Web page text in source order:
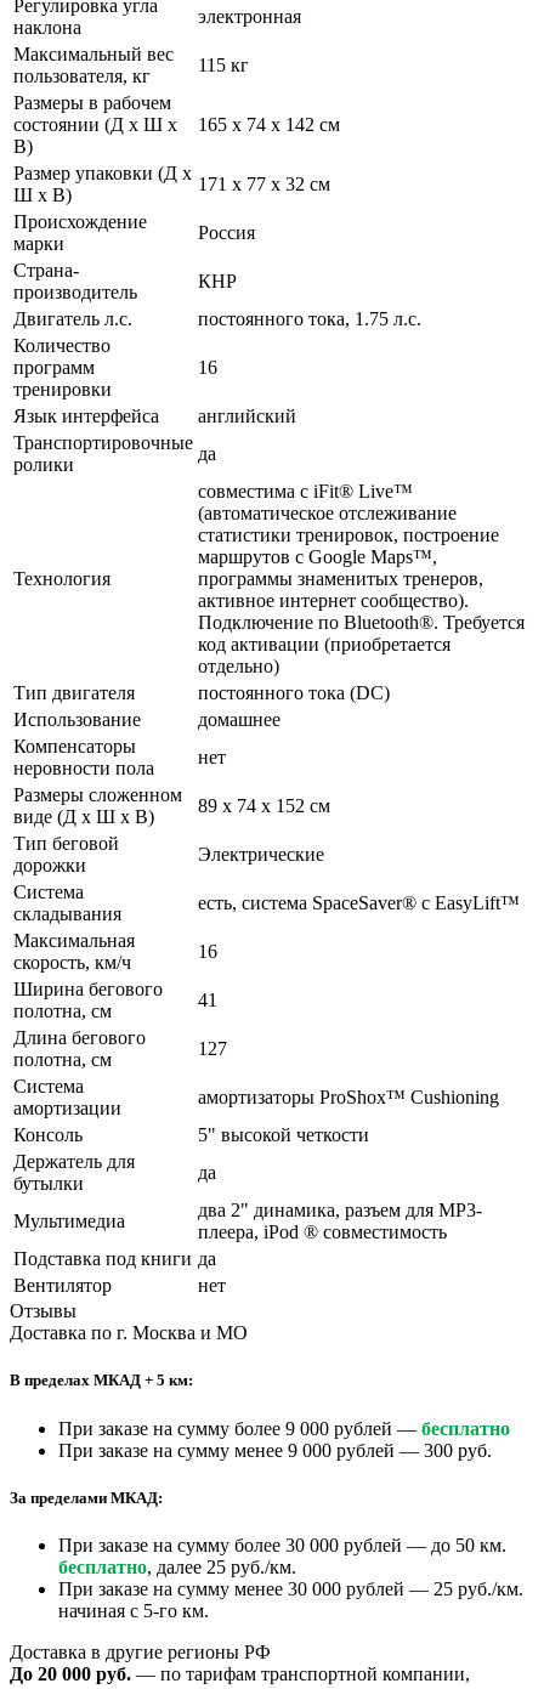
Регулировка угла
наклона
электронная
Максимальный вес
пользователя, кг
115 кг
Размеры в рабочем
состоянии (Д х Ш х
В)
165 х 74 х 142 см
Размер упаковки (Д х
Ш х В)
171 х 77 х 32 см
Происхождение
марки
Россия
Страна-
производитель
КНР
Двигатель л.с.
постоянного тока, 1.75 л.с.
Количество
программ
тренировки
16
Язык интерфейса
английский
Транспортировочные
ролики
да
Технология
совместима с iFit® Live™
(автоматическое отслеживание
статистики тренировок, построение
маршрутов с Google Maps™,
программы знаменитых тренеров,
активное интернет сообщество).
Подключение по Bluetooth®. Требуется
код активации (приобретается
отдельно)
Тип двигателя
постоянного тока (DC)
Использование
домашнее
Компенсаторы
неровности пола
нет
Размеры сложенном
виде (Д х Ш х В)
89 х 74 х 152 см
Тип беговой
дорожки
Электрические
Система
складывания
есть, система SpaceSaver® с EasyLift™
Максимальная
скорость, км/ч
16
Ширина бегового
полотна, см
41
Длина бегового
полотна, см
127
Система
амортизации
амортизаторы ProShox™ Cushioning
Консоль
5" высокой четкости
Держатель для
бутылки
да
Мультимедиа
два 2" динамика, разъем для МР3-
плеера, iPod ® совместимость
Подставка под книги да
Вентилятор
нет
Отзывы
Доставка по г. Москва и МО
В пределах МКАД + 5 км:
При заказе на сумму более 9 000 рублей — бесплатно
При заказе на сумму менее 9 000 рублей — 300 руб.
За пределами МКАД:
При заказе на сумму более 30 000 рублей — до 50 км.
бесплатно, далее 25 руб./км.
При заказе на сумму менее 30 000 рублей — 25 руб./км.
начиная с 5-го км.
Доставка в другие регионы РФ
До 20 000 руб. — по тарифам транспортной компании,